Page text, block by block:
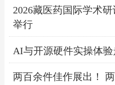
2026藏医药国际学术
举行
AI与开源硬件实操体
两百余件佳作展出！